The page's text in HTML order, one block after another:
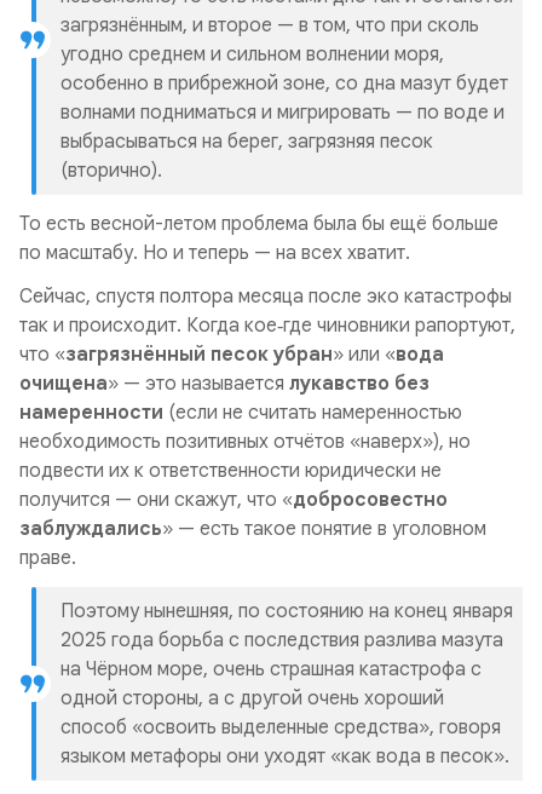
загрязнённым, и второе — в том, что при сколь
угодно среднем и сильном волнении моря,
особенно в прибрежной зоне, со дна мазут будет
волнами подниматься и мигрировать — по воде и
выбрасываться на берег, загрязняя песок
(вторично).
То есть весной-летом проблема была бы ещё больше
по масштабу. Но и теперь — на всех хватит.
Сейчас, спустя полтора месяца после эко катастрофы
так и происходит. Когда кое‑где чиновники рапортуют,
что «загрязнённый песок убран» или «вода
очищена» — это называется лукавство без
намеренности (если не считать намеренностью
необходимость позитивных отчётов «наверх»), но
подвести их к ответственности юридически не
получится — они скажут, что «добросовестно
заблуждались» — есть такое понятие в уголовном
праве.
Поэтому нынешняя, по состоянию на конец января
2025 года борьба с последствия разлива мазута
на Чёрном море, очень страшная катастрофа с
одной стороны, а с другой очень хороший
способ «освоить выделенные средства», говоря
языком метафоры они уходят «как вода в песок».